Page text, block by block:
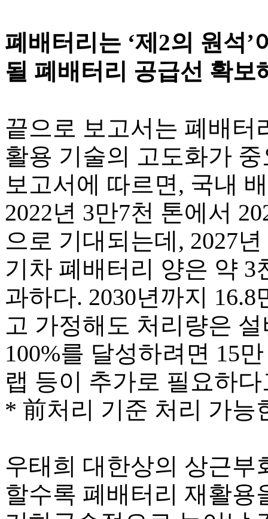
폐배터리는 ‘제2의 원석’
될 폐배터리 공급선 확보
끝으로 보고서는 폐배터
활용 기술의 고도화가
보고서에 따르면, 국내
2022년 3만7천 톤에서
으로 기대되는데, 2027
기차 폐배터리 양은 약 3
과하다. 2030년까지
고 가정해도 처리량은
100%를 달성하려면 15
랩 등이 추가로 필요하
* 前처리 기준 처리 가능
우태희 대한상의 상근부
할수록 폐배터리 재활용